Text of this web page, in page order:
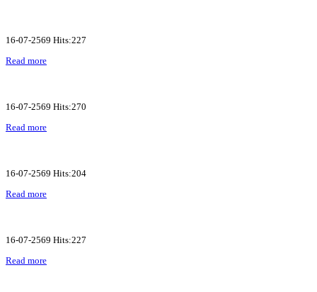
16-07-2569 Hits:227
Read more
16-07-2569 Hits:270
Read more
16-07-2569 Hits:204
Read more
16-07-2569 Hits:227
Read more